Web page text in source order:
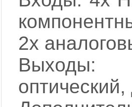
2х